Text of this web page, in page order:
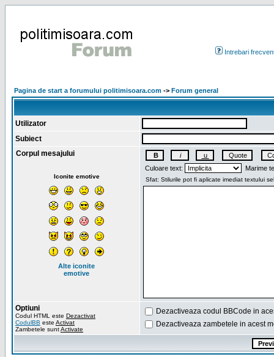
Intrebari
Pagina de start a forumului politimisoara.com -> Forum general
Utilizator
Subiect
Corpul mesajului
Iconite emotive
Alte iconite
emotive
Culoare text: Marime
Optiuni
Codul HTML este Dezactivat
CodulBB este Activat
Zambetele suntActivate
Dezactiveaza codul BBCode in
Dezactiveaza zambetele in acest